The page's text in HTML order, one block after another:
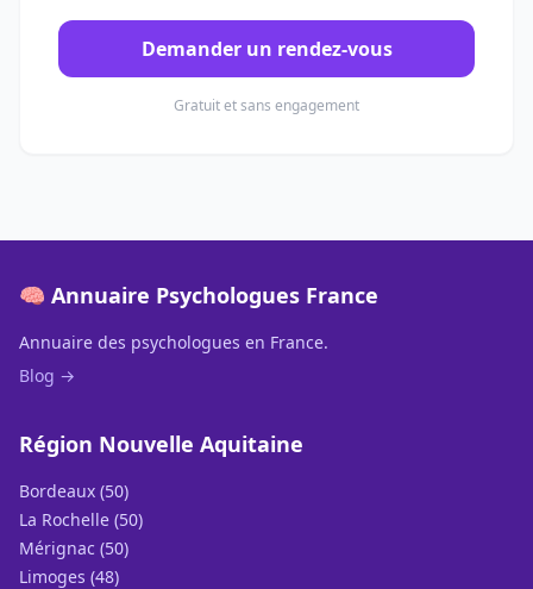
Demander un rendez-vous
Gratuit et sans engagement
🧠 Annuaire Psychologues France
Annuaire des psychologues en France.
Blog →
Région Nouvelle Aquitaine
Bordeaux (50)
La Rochelle (50)
Mérignac (50)
Limoges (48)